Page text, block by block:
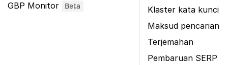
GBP Monitor Beta
Klaster kata kunci
Maksud pencarian
Terjemahan
Pembaruan SERP